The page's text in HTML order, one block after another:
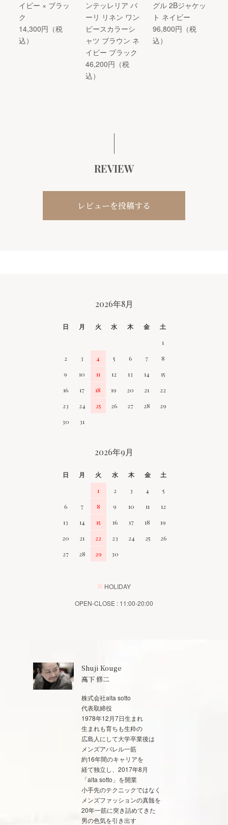
イビー × ブラッ
ク
14,300円（税
込）
ンテッレリア バ
ーリ リネン ワン
ピースカラーシ
ャツ ブラウン ネ
イビー ブラック
46,200円（税
込）
グル 2Bジャケッ
ト ネイビー
96,800円（税
込）
REVIEW
レビューを投稿する
2026年8月
日 月 火 水 木 金
土
1
2
3 4 5 6 7
8
9
10 11 12 13 14
15
16
17 18 19 20 21
22
23
24 25 26 27 28
29
30
31
2026年9月
日 月 火 水 木 金
土
1
2 3 4
5
6
7 8 9 10 11
12
13
14 15 16 17 18
19
20
21 22 23 24 25
26
27
28 29 30
HOLIDAY
OPEN-CLOSE : 11:00-20:00
Shuji Kouge
高下 修二
株式会社alta sotto
代表取締役
1978年12月7日生まれ
生まれも育ちも生粋の
広島人にして大学卒業後は
メンズアパレル一筋
約16年間のキャリアを
経て独立し、2017年8月
「alta sotto」を開業
小手先のテクニックではなく
メンズファッションの真髄を
20年一筋に突き詰めてきた
男の色気を引き出す